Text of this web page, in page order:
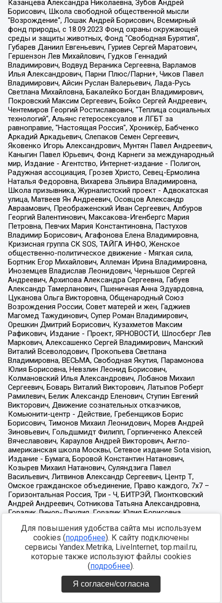
Для повышения удобства сайта мы используем
cookies (подробнее). К сайту подключены
сервисы Yandex.Metrika, LiveInternet, top.mail.ru,
которые также используют файлы cookies
(подробнее).
Я согласен/согласна